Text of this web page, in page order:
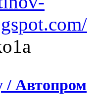
/ Автопром